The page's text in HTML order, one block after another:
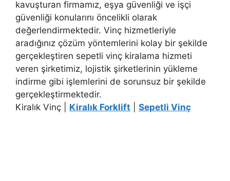
kavuşturan firmamız, eşya güvenliği ve işçi
güvenliği konularını öncelikli olarak
değerlendirmektedir. Vinç hizmetleriyle
aradığınız çözüm yöntemlerini kolay bir şekilde
gerçekleştiren sepetli vinç kiralama hizmeti
veren şirketimiz, lojistik şirketlerinin yükleme
indirme gibi işlemlerini de sorunsuz bir şekilde
gerçekleştirmektedir.
Kiralık Vinç | Kiralık Forklift Sepetli Vinç